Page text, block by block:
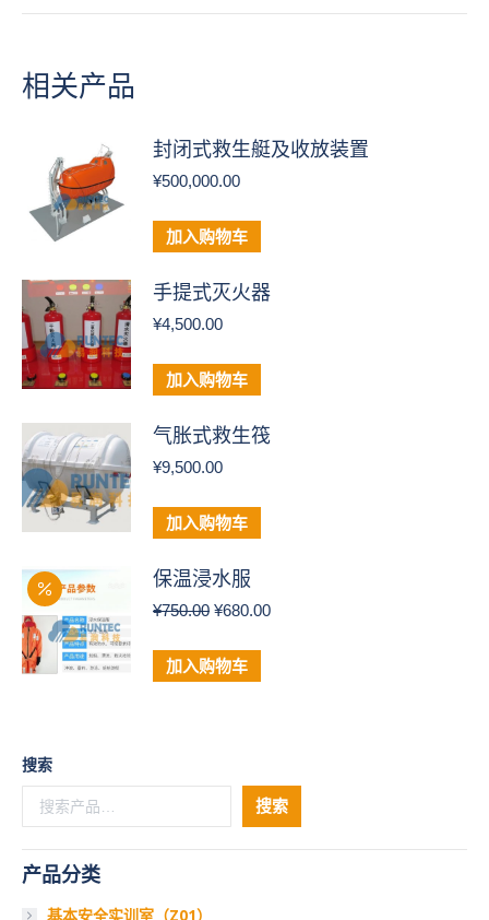
相关产品
封闭式救生艇及收放装置
¥500,000.00
加入购物车
手提式灭火器
¥4,500.00
加入购物车
气胀式救生筏
¥9,500.00
加入购物车
保温浸水服
¥750.00 原
为：
¥750.00。
¥680.00当
加入购物车
搜索
搜索
产品分类
基本安全实训室（Z01）